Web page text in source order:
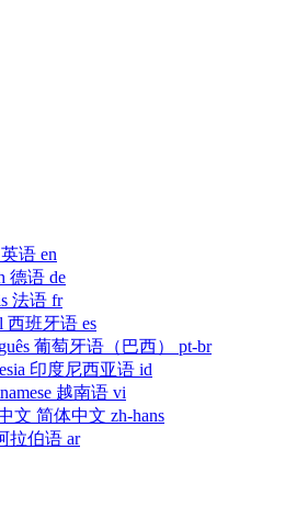
英语 en
德语 de
法语 fr
西班牙语 es
葡萄牙语（巴西）
pt-br
印度尼西亚语 id
越南语 vi
文 简体中文 zh-hans
拉伯语 ar